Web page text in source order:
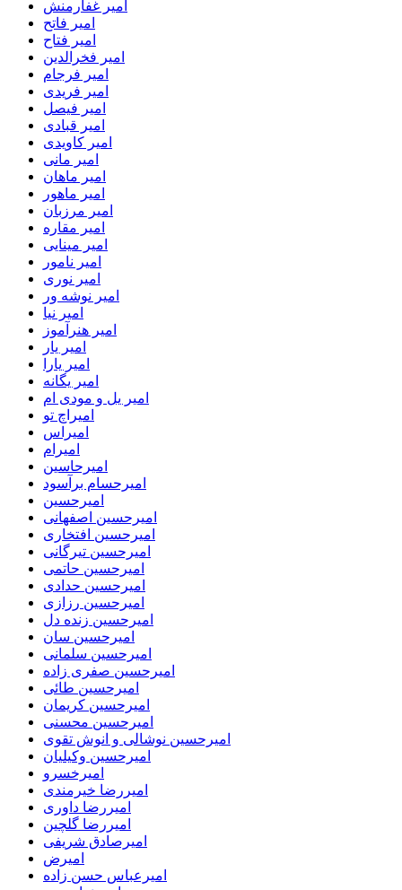
امیر غفارمنش
امیر فاتح
امیر فتاح
امیر فخرالدین
امیر فرجام
امیر فریدی
امیر فیصل
امیر قبادی
امیر کاویدی
امیر مانی
امیر ماهان
امیر ماهور
امیر مرزبان
امیر مقاره
امیر مینایی
امیر نامور
امیر نوری
امیر نوشه ور
امیر نیا
امیر هنرآموز
امیر یار
امیر یارا
امیر یگانه
امیر یل و مودی ام
امیراچ تو
امیراس
امیرام
امیرحاسین
امیرحسام برآسود
امیرحسین
امیرحسین اصفهانی
امیرحسین افتخاری
امیرحسین تیرگانی
امیرحسین حاتمی
امیرحسین حدادی
امیرحسین رزازی
امیرحسین زنده دل
امیرحسین سان
امیرحسین سلمانی
امیرحسین صفری زاده
امیرحسین طائی
امیرحسین کریمان
امیرحسین محسنی
امیرحسین نوشالی و انوش تقوی
امیرحسین وکیلیان
امیرخسرو
امیررضا خیرمندی
امیررضا داوری
امیررضا گلچین
امیرصادق شریفی
امیرض
امیرعباس حسن زاده